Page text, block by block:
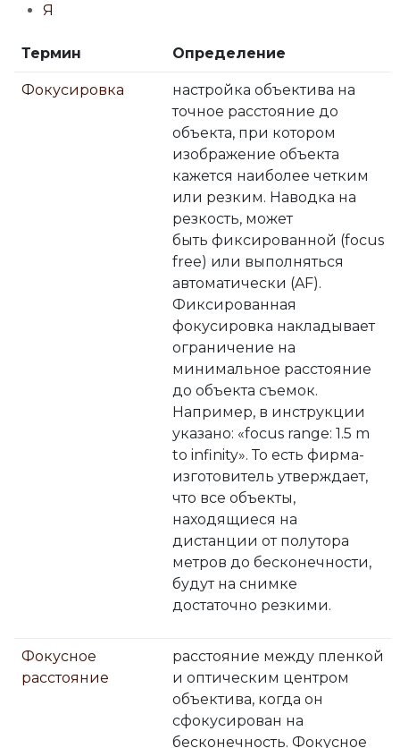
Я
Термин Определение
Фокусировка
настройка объектива на
точное расстояние до
объекта, при котором
изображение объекта
кажется наиболее четким
или резким. Наводка на
резкость, может
быть фиксированной (focus
free) или выполняться
автоматически (AF).
Фиксированная
фокусировка накладывает
ограничение на
минимальное расстояние
до объекта съемок.
Например, в инструкции
указано: «focus range: 1.5 m
to infinity». То есть фирма-
изготовитель утверждает,
что все объекты,
находящиеся на
дистанции от полутора
метров до бесконечности,
будут на снимке
достаточно резкими.
Фокусное
расстояние
расстояние между пленкой
и оптическим центром
объектива, когда он
сфокусирован на
бесконечность. Фокусное